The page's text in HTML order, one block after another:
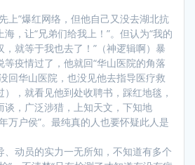
上”爆红网络，但他自己又没去湖北抗
，让“兄弟们给我上！”。但认为“我的
就等于我也去了！”（神逻辑啊）暴
疫情过了，他就回“华山医院的角落
回华山医院，也没见他去指导医疗救
，就看见他到处收聘书，踩红地毯，
谈，广泛涉猎，上知天文，下知地
万户侯”。最纯真的人也要怀疑此人是
、动员的实力一无所知，不知道有多个